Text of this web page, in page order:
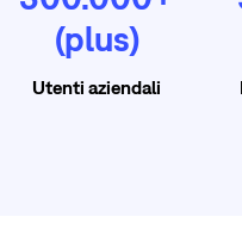
(plus)
Utenti aziendali